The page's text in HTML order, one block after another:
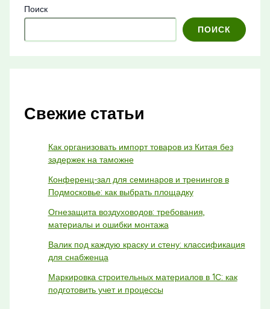
Поиск
ПОИСК
Свежие статьи
Как организовать импорт товаров из Китая без
задержек на таможне
Конференц-зал для семинаров и тренингов в
Подмосковье: как выбрать площадку
Огнезащита воздуховодов: требования,
материалы и ошибки монтажа
Валик под каждую краску и стену: классификация
для снабженца
Маркировка строительных материалов в 1С: как
подготовить учет и процессы